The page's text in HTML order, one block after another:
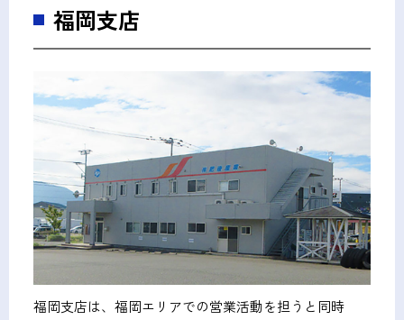
福岡支店
福岡支店は、福岡エリアでの営業活動を担うと同時